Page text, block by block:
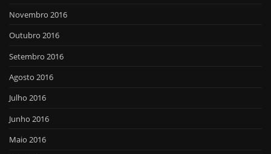
Novembro 2016
Outubro 2016
Setembro 2016
Agosto 2016
Julho 2016
Junho 2016
Maio 2016